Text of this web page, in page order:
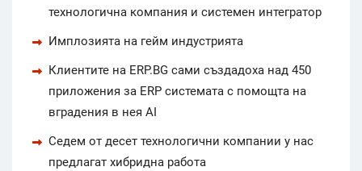
технологична компания и системен интегратор
Имплозията на гейм индустрията
Клиентите на ERP.BG сами създадоха над 450
приложения за ERP системата с помощта на
вградения в нея AI
Седем от десет технологични компании у нас
предлагат хибридна работа